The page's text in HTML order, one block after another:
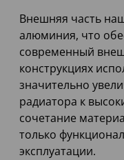
Внешняя часть
алюминия, что
современный
конструкциях
значительно
радиатора к
сочетание
только
эксплуатации.